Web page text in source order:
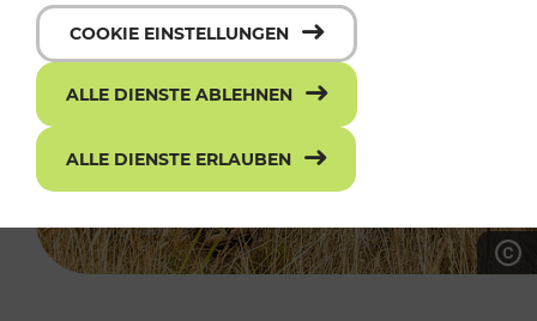
COOKIE EINSTELLUNGEN
ALLE DIENSTE ABLEHNEN
ALLE DIENSTE ERLAUBEN